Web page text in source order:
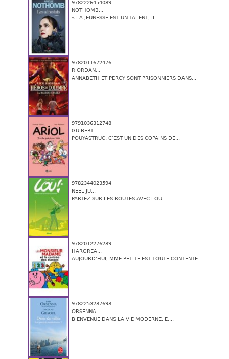
9782226454089
NOTHOMB...
« LA JEUNESSE EST UN TALENT, IL...
9782011672476
RIORDAN...
ANNABETH ET PERCY SONT PRISONNIERS DANS...
9791036312748
GUIBERT...
POUYASTRUC, C’EST UN DES COPAINS DE...
9782344023594
NEEL JU...
PARTEZ SUR LES ROUTES AVEC LOU...
9782012276239
HARGREA...
AUJOURD’HUI, MME PETITE EST TOUTE CONTENTE...
9782253237693
ORSENNA...
BIENVENUE DANS LA VIE MODERNE. E....